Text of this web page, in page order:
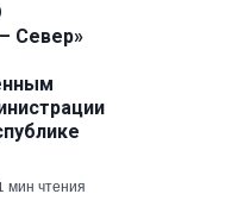
Север»
мин чтения